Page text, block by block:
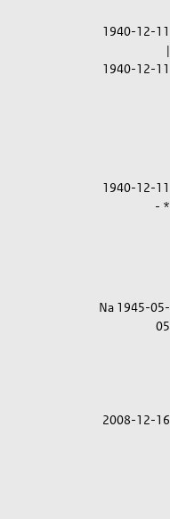
1940-12-11
|
1940-12-11
1940-12-11
- *
Na 1945-05-
05
2008-12-16